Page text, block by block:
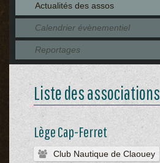
Actualités des assos
Calendrier évènementiel
Reportages
Liste des associations
Lège Cap-Ferret
Club Nautique de Claouey